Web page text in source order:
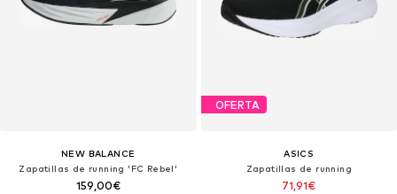
NEW BALANCE
Zapatillas de running 'FC Rebel'
159,00€
OFERTA
ASICS
Zapatillas de running
71,91€